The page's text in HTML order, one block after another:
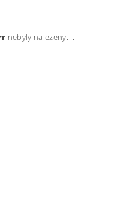
nebyly nalezeny....